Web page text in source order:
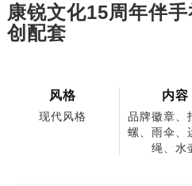
康锐文化15周年伴
创配套
风格
现代风格
内容
品牌徽章、
螺、雨伞、
绳、水